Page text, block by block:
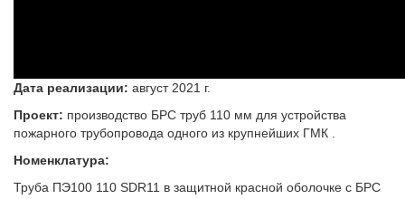
Дата реализации: август 2021 г.
Проект: производство БРС труб 110 мм для устройства
пожарного трубопровода одного из крупнейших ГМК .
Номенклатура:
Труба ПЭ100 110 SDR11 в защитной красной оболочке с БРС